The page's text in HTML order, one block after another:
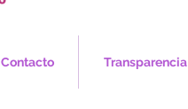
Contacto Transparencia